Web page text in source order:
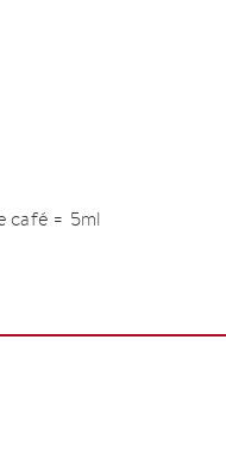
café = 5ml